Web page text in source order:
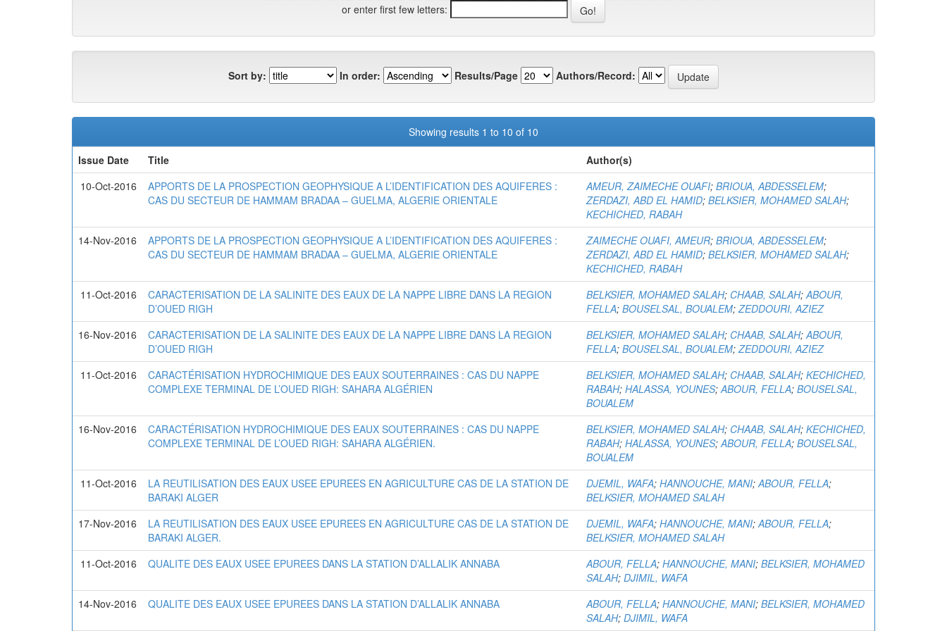
or enter first few letters:
Sort by: In order: Results/Page Authors/Record:
Showing results 1 to 10 of 10
Issue Date
Title
Author(s)
10-Oct-2016
APPORTS DE LA PROSPECTION GEOPHYSIQUE A L’IDENTIFICATION DES AQUIFERES :
CAS DU SECTEUR DE HAMMAM BRADAA – GUELMA, ALGERIE ORIENTALE
AMEUR, ZAIMECHE OUAFI; BRIOUA, ABDESSELEM;
ZERDAZI, ABD EL HAMID; BELKSIER, MOHAMED SALAH;
KECHICHED, RABAH
14-Nov-2016
APPORTS DE LA PROSPECTION GEOPHYSIQUE A L’IDENTIFICATION DES AQUIFERES :
CAS DU SECTEUR DE HAMMAM BRADAA – GUELMA, ALGERIE ORIENTALE
ZAIMECHE OUAFI, AMEUR; BRIOUA, ABDESSELEM;
ZERDAZI, ABD EL HAMID; BELKSIER, MOHAMED SALAH;
KECHICHED, RABAH
11-Oct-2016
CARACTERISATION DE LA SALINITE DES EAUX DE LA NAPPE LIBRE DANS LA REGION
D’OUED RIGH
BELKSIER, MOHAMED SALAH; CHAAB, SALAH;ABOUR,
FELLA; BOUSELSAL, BOUALEM;ZEDDOURI, AZIEZ
16-Nov-2016
CARACTERISATION DE LA SALINITE DES EAUX DE LA NAPPE LIBRE DANS LA REGION
D’OUED RIGH
BELKSIER, MOHAMED SALAH; CHAAB, SALAH;ABOUR,
FELLA; BOUSELSAL, BOUALEM;ZEDDOURI, AZIEZ
11-Oct-2016
CARACTÉRISATION HYDROCHIMIQUE DES EAUX SOUTERRAINES : CAS DU NAPPE
COMPLEXE TERMINAL DE L’OUED RIGH: SAHARA ALGÉRIEN
BELKSIER, MOHAMED SALAH; CHAAB, SALAH; KECHICHED,
RABAH; HALASSA, YOUNES;ABOUR, FELLA; BOUSELSAL,
BOUALEM
16-Nov-2016
CARACTÉRISATION HYDROCHIMIQUE DES EAUX SOUTERRAINES : CAS DU NAPPE
COMPLEXE TERMINAL DE L’OUED RIGH: SAHARA ALGÉRIEN.
BELKSIER, MOHAMED SALAH; CHAAB, SALAH; KECHICHED,
RABAH; HALASSA, YOUNES;ABOUR, FELLA; BOUSELSAL,
BOUALEM
11-Oct-2016
LA REUTILISATION DES EAUX USEE EPUREES EN AGRICULTURE CAS DE LA STATION DE
BARAKI ALGER
DJEMIL, WAFA; HANNOUCHE, MANI;ABOUR, FELLA;
BELKSIER, MOHAMED SALAH
17-Nov-2016
LA REUTILISATION DES EAUX USEE EPUREES EN AGRICULTURE CAS DE LA STATION DE
BARAKI ALGER.
DJEMIL, WAFA; HANNOUCHE, MANI;ABOUR, FELLA;
BELKSIER, MOHAMED SALAH
11-Oct-2016
QUALITE DES EAUX USEE EPUREES DANS LA STATION D’ALLALIK ANNABA ABOUR, FELLA; HANNOUCHE, MANI; BELKSIER, MOHAMED
SALAH; DJIMIL, WAFA
14-Nov-2016
QUALITE DES EAUX USEE EPUREES DANS LA STATION D’ALLALIK ANNABA ABOUR, FELLA; HANNOUCHE, MANI; BELKSIER, MOHAMED
SALAH; DJIMIL, WAFA